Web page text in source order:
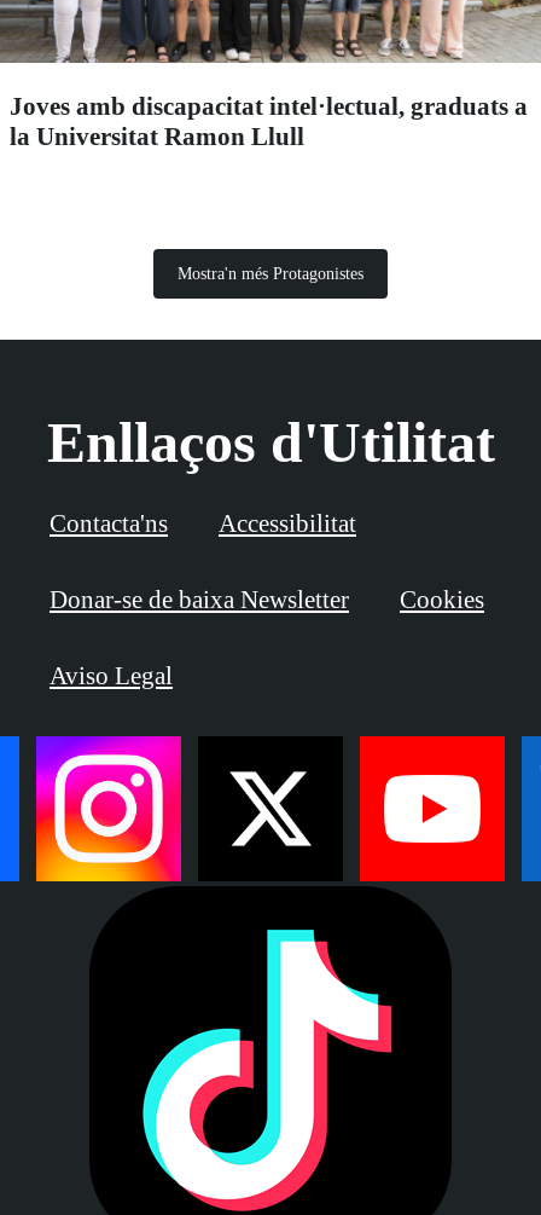
Joves amb discapacitat intel·lectual, graduats a
la Universitat Ramon Llull
Mostra'n més Protagonistes
Enllaços d'Utilitat
Contacta'ns Accessibilitat
Donar-se de baixa Newsletter Cookies
Aviso Legal